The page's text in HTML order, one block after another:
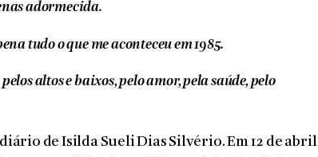
adormecida.
tudo o que me aconteceu em 1985.
altos e baixos, pelo amor, pela saúde, pelo
de Isilda Sueli Dias Silvério. Em 12 de abril